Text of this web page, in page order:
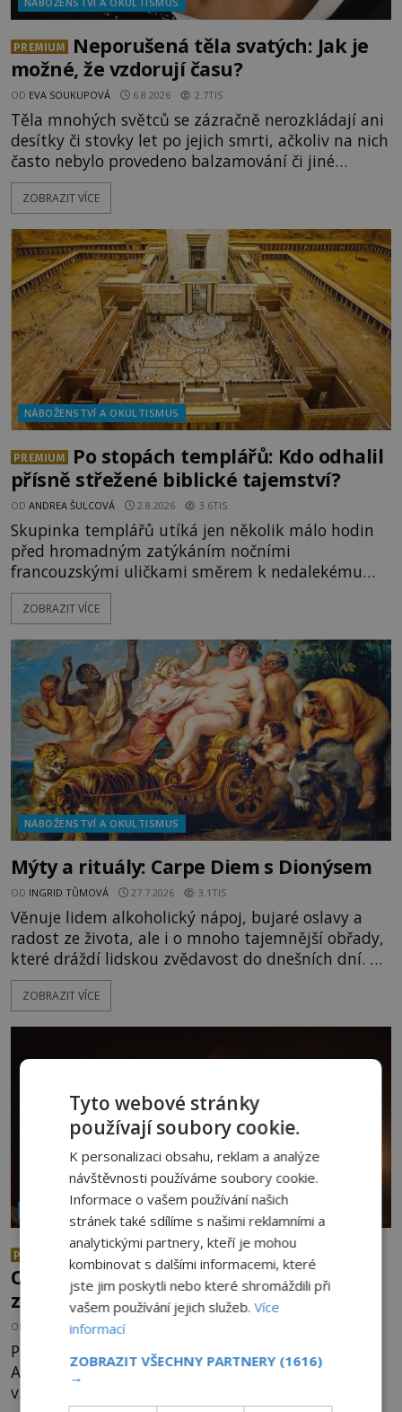
PREMIUM
Neporušená těla svatých: Jak je
možné, že vzdorují času?
OD EVA SOUKUPOVÁ 6.8.2026 2.7TIS
Těla mnohých světců se zázračně nerozkládají ani
desítky či stovky let po jejich smrti, ačkoliv na nich
často nebylo provedeno balzamování či jiné
pokusy o konzervaci. Neporušené ostatky bývají
považovány za důkaz svatosti zemřelých. Jaké
osobností ochraňují? Na hřbitově u kláštera
Milosrdných
ZOBRAZIT VÍCE
NÁBOŽENSTVÍ A OKULTISMUS
PREMIUM
Po stopách templářů: Kdo odhalil
přísně střežené biblické tajemství?
OD ANDREA ŠULCOVÁ 2.8.2026 3.6TIS
Skupinka templářů utíká jen několik málo hodin
před hromadným zatýkáním nočními
francouzskými uličkami směrem k nedalekému
přístavu. Jeden z nich má přes ramena ranec s
tajemným obsahem. Kapitán lodi už na ně čeká.
vyplouváme,“ sdělí jim. „Kam máme namířeno,
kapitáne?“ zeptá se ho jeden z templářů. „Do Sk
ZOBRAZIT VÍCE
NÁBOŽENSTVÍ A OKULTISMUS
Mýty a rituály: Carpe Diem s Dionýsem
OD INGRID TŮMOVÁ 27.7.2026 3.1TIS
Věnuje lidem alkoholický nápoj, bujaré oslavy a
radost ze života, ale i o mnoho tajemnější obřady,
které dráždí lidskou zvědavost do dnešních dní. Co
doopravdy představuje bůh, jemuž Římané říkají
Bakchus? Mytologický příběh řeckého boha
Héra nemůže nechat b
ZOBRAZIT VÍCE
PREMIUM
Abramelinova magická kniha:
Obsahuje mocná kabalistická
zaříkávadla?
OD ANDREA ŠULCOVÁ
Prostorná studovna židovského vzdělance
Abrahama z Wormsu je napěchovaná až po strop
vzácnými spisy. Vousatý učenec sedí za stolem a
Tyto webové stránky
používají soubory cookie.
K personalizaci obsahu, reklam a analýze
návštěvnosti používáme soubory cookie.
Informace o vašem používání našich
stránek také sdílíme s našimi reklamními a
analytickými partnery, kteří je mohou
kombinovat s dalšími informacemi, které
jste jim poskytli nebo které shromáždili při
vašem používání jejich služeb.Více
informací
ZOBRAZIT VŠECHNY PARTNERY (1616)
→